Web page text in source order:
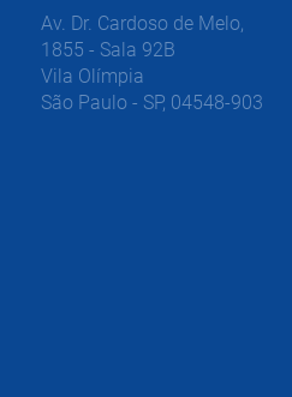
Av. Dr. Cardoso de Melo,
1855 - Sala 92B
Vila Olímpia
São Paulo - SP, 04548-903